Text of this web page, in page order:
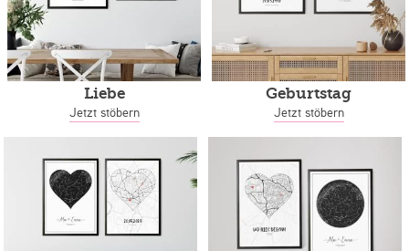
Liebe
Jetzt stöbern
Geburtstag
Jetzt stöbern